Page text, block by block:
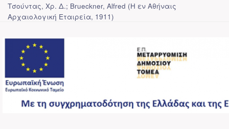
Τσούντας, Χρ. Δ.; Brueckner, Alfred (Η εν Αθήναις
Αρχαιολογική Εταιρεία, 1911)